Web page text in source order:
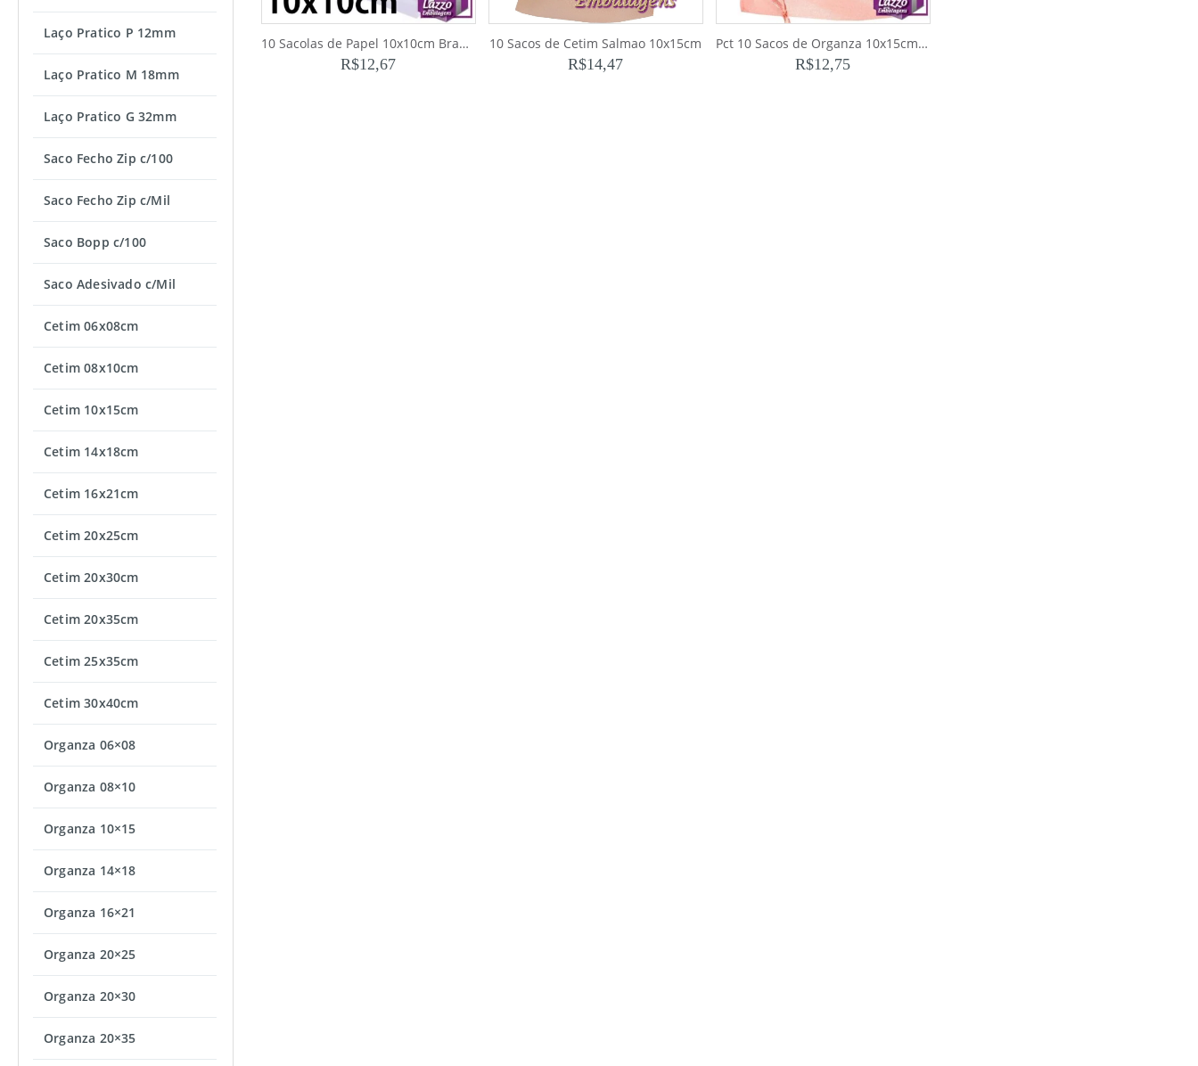
10 Sacolas de Papel 10x10cm Branca
R$12,67
10 Sacos de Cetim Salmao 10x15cm
R$14,47
Pct 10 Sacos de Organza 10x15cm Salmao
R$12,75
Laço Pratico P 12mm
Laço Pratico M 18mm
Laço Pratico G 32mm
Saco Fecho Zip c/100
Saco Fecho Zip c/Mil
Saco Bopp c/100
Saco Adesivado c/Mil
Cetim 06x08cm
Cetim 08x10cm
Cetim 10x15cm
Cetim 14x18cm
Cetim 16x21cm
Cetim 20x25cm
Cetim 20x30cm
Cetim 20x35cm
Cetim 25x35cm
Cetim 30x40cm
Organza 06×08
Organza 08×10
Organza 10×15
Organza 14×18
Organza 16×21
Organza 20×25
Organza 20×30
Organza 20×35